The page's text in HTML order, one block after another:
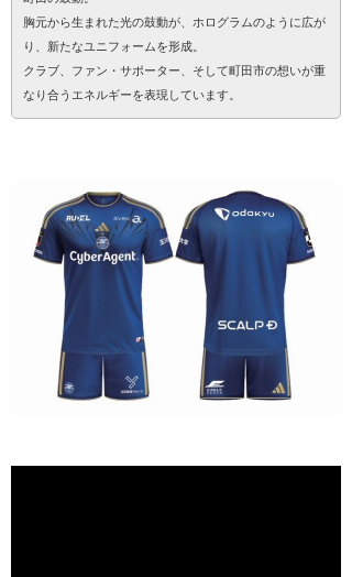
胸元から生まれた光の鼓動が、ホログラムのように広が
り、新たなユニフォームを形成。
クラブ、ファン・サポーター、そして町田市の想いが重
なり合うエネルギーを表現しています。